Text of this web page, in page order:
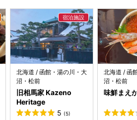
北海道 / 函館・湯の川・大
沼・松前
旧相馬家 Kazeno
Heritage
5 (5)
北海道 / 函
沼・松前
味鮮まえ